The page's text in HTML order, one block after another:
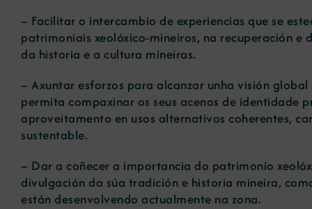
– Facilitar o intercambio de experiencias que se
patrimoniais xeolóxico-mineiros, na recuperación
da historia e a cultura mineiras.
– Axuntar esforzos para alcanzar unha visión
permita compaxinar os seus acenos de
aproveitamento en usos alternativos coherentes,
sustentable.
– Dar a coñecer a importancia do patrimonio
divulgación da súa tradición e historia mineira,
están desenvolvendo actualmente na zona.